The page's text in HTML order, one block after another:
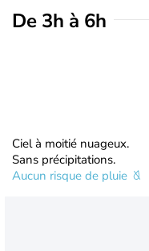
De 3h à 6h
Ciel à moitié nuageux.
Sans précipitations.
Aucun risque de pluie